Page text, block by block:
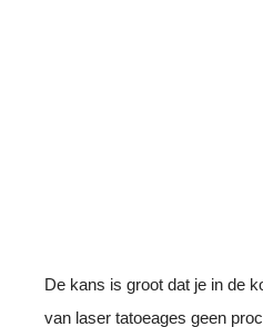
De kans is groot dat je in de
van laser tatoeages geen